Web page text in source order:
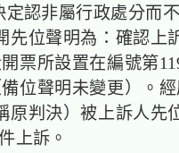
定認非屬行政處分而
先位聲明為：確認上
票所設置在編號第
位聲明未變更）。
原判決）被上訴人先
上訴。